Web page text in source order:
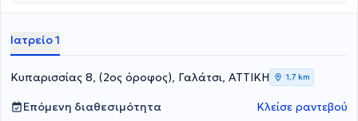
συγκεκριμένα με το ΜΗΤΕΡΑ, το ΙΑΣΩ και τοΛΗΤΩ.Τέλος, στο
παρακολούθηση κύησης, αντιμετώπιση κονδυλωμάτων,
κολποσκόπηση, υστεροσκόπηση, υπέρηχος μήτρας - ωοθηκών,
Ιατρείο 1
Κυπαρισσίας 8, (2ος όροφος), Γαλάτσι, ΑΤΤΙΚΗ 1,7 km
Επόμενη διαθεσιμότητα Κλείσε ραντεβού